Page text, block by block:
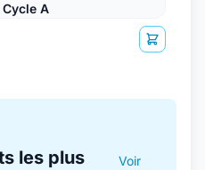
A
les plus
Voir